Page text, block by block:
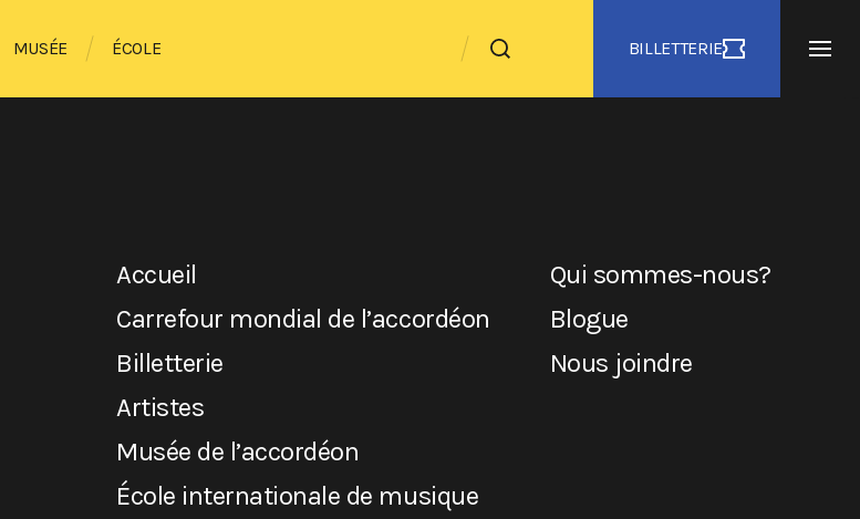
MUSÉE ÉCOLE BILLETTERIE
Accueil
Carrefour mondial de l’accordéon
Billetterie
Artistes
Musée de l’accordéon
École internationale de musique
Qui sommes-nous?
Blogue
Nous joindre